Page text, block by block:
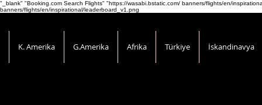
"_blank" "Booking.com Search Flights" "https://wasabi.bstatic.com/ banners/flights/en/
banners/flights/en/inspirational/leaderboard_v1.png
K. Amerika G.Amerika Afrika Türkiye İskandinavya